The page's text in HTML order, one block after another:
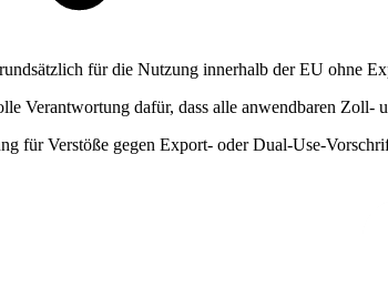
für die Nutzung innerhalb der EU ohne
Verantwortung dafür, dass alle anwendbaren
für Verstöße gegen Export- oder Dual-Use-